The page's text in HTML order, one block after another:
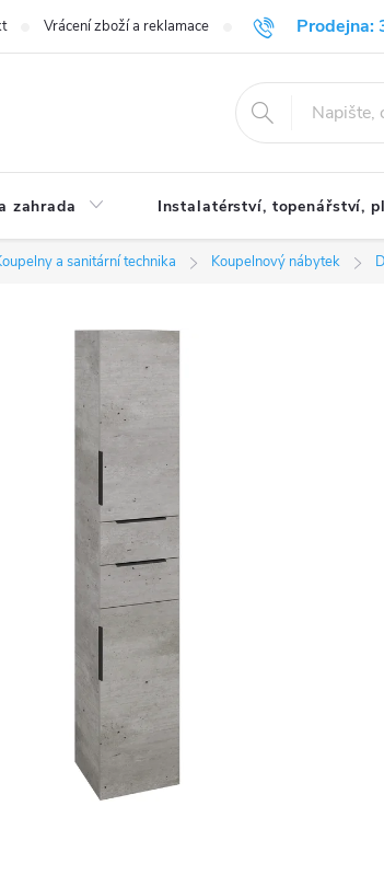
Prodejna:
Vrácení zboží a reklamace Blog Obchodní
zahrada Instalatérství, topenářství,
a sanitární technika Koupelnový nábytek